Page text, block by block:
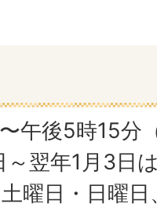
午後5時15分
～翌年1月3日
曜日・日曜